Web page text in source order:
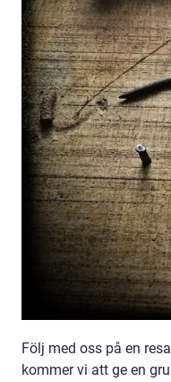
Följ med oss på en
kommer vi att ge en